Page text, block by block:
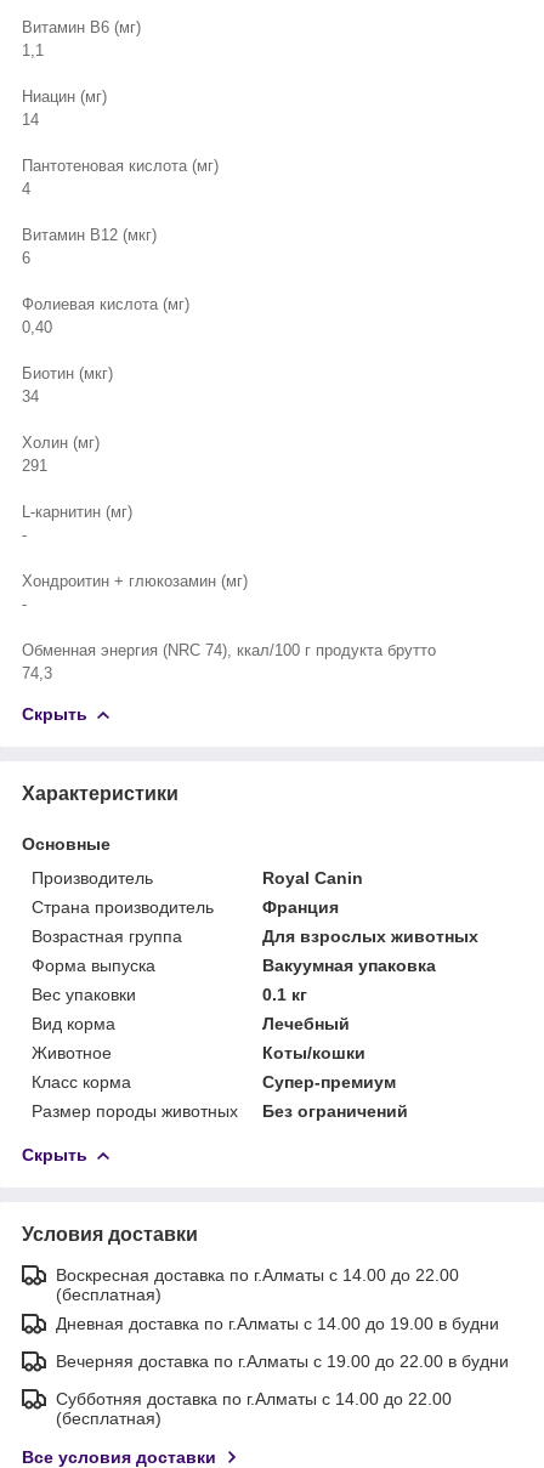
Витамин В6 (мг)
1,1
Ниацин (мг)
14
Пантотеновая кислота (мг)
4
Витамин В12 (мкг)
6
Фолиевая кислота (мг)
0,40
Биотин (мкг)
34
Холин (мг)
291
L-карнитин (мг)
-
Хондроитин + глюкозамин (мг)
-
Обменная энергия (NRC 74), ккал/100 г продукта брутто
74,3
Скрыть
Характеристики
Основные
Производитель
Royal Canin
Страна производитель
Франция
Возрастная группа
Для взрослых животных
Форма выпуска
Вакуумная упаковка
Вес упаковки
0.1 кг
Вид корма
Лечебный
Животное
Коты/кошки
Класс корма
Супер-премиум
Размер породы животных
Без ограничений
Скрыть
Условия доставки
Воскресная доставка по г.Алматы с 14.00 до 22.00
(бесплатная)
Дневная доставка по г.Алматы с 14.00 до 19.00 в будни
Вечерняя доставка по г.Алматы с 19.00 до 22.00 в будни
Субботняя доставка по г.Алматы с 14.00 до 22.00
(бесплатная)
Все условия доставки